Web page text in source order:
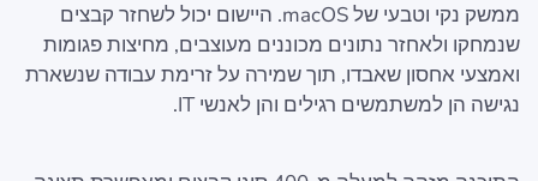
ממשק נקי וטבעי של macOS. היישום יכול לשחזר קבצים
שנמחקו ולאחזר נתונים מכוננים מעוצבים, מחיצות פגומות
ואמצעי אחסון שאבדו, תוך שמירה על זרימת עבודה שנשארת
נגישה הן למשתמשים רגילים והן לאנשי IT.